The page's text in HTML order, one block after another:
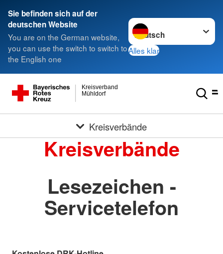
Sie befinden sich auf der
deutschen Website
You are on the German website,
you can use the switch to switch to
the English one
Sprache wechseln zu
Alles klar
Mühldorf
Kreisverband
Kreisverbände
Kreisverbände
Lesezeichen -
Servicetelefon